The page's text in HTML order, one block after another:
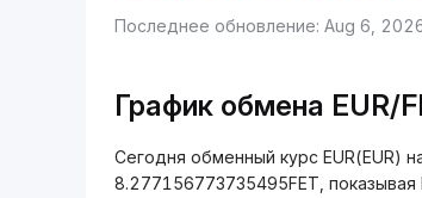
Последнее обновление: Aug 6,
График обмена EUR/
Сегодня обменный курс EUR(EUR)
8.277156773735495FET,